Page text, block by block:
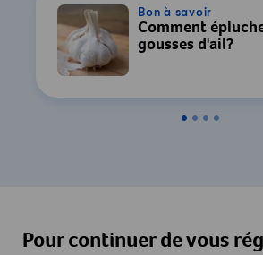
Bon à savoir
Comment
gousses d'ail?
Pour continuer de vous